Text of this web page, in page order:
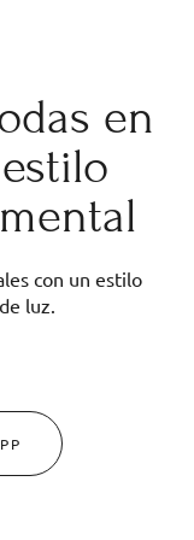
en
con un estilo
luz.